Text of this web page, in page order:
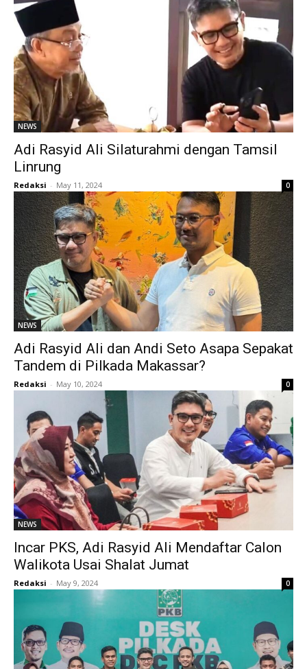
NEWS
Adi Rasyid Ali Silaturahmi dengan Tamsil
Linrung
Redaksi - May 11, 2024 0
NEWS
Adi Rasyid Ali dan Andi Seto Asapa Sepakat
Tandem di Pilkada Makassar?
Redaksi - May 10, 2024 0
NEWS
Incar PKS, Adi Rasyid Ali Mendaftar Calon
Walikota Usai Shalat Jumat
Redaksi - May 9, 2024 0